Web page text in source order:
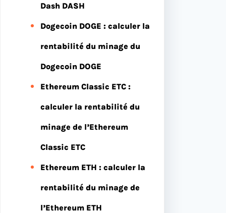
Dash DASH
Dogecoin DOGE : calculer la
rentabilité du minage du
Dogecoin DOGE
Ethereum Classic ETC :
calculer la rentabilité du
minage de l’Ethereum
Classic ETC
Ethereum ETH : calculer la
rentabilité du minage de
l’Ethereum ETH